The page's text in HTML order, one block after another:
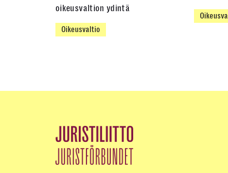
oikeusvaltion ydintä
Oikeusvaltio